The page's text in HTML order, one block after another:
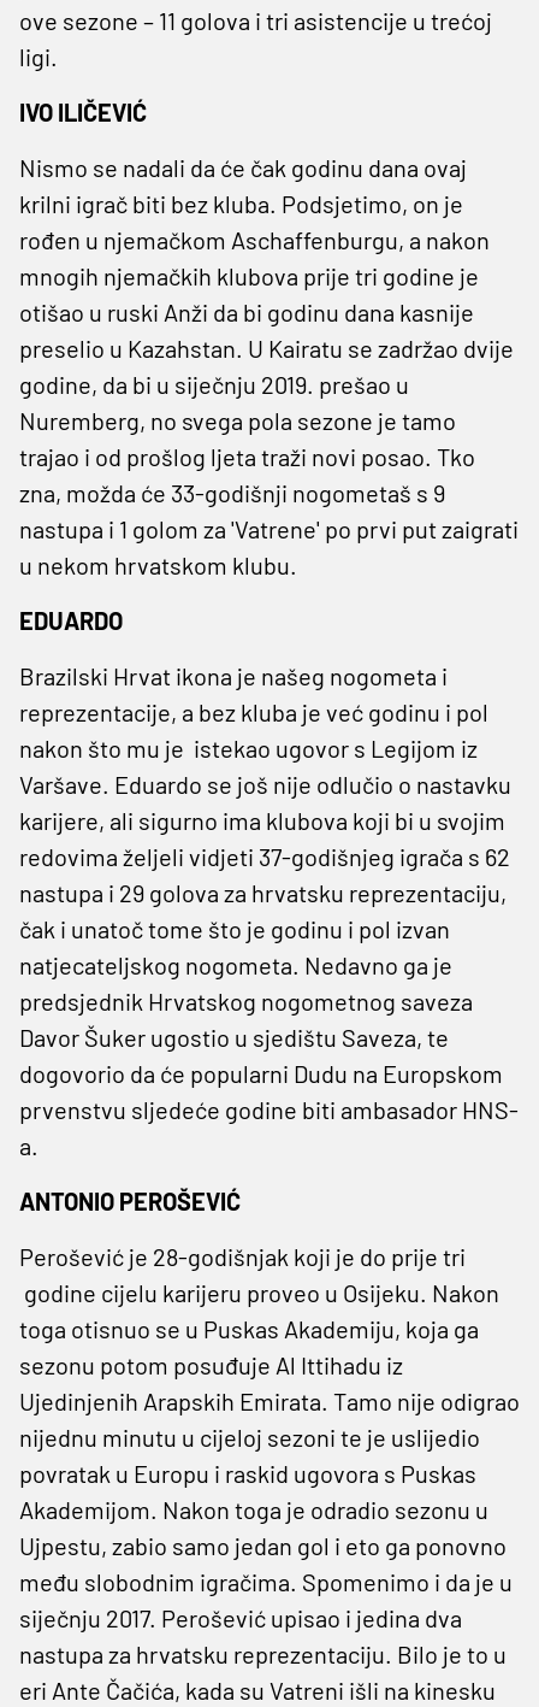
ove sezone – 11 golova i tri asistencije u trećoj
ligi.
IVO ILIČEVIĆ
Nismo se nadali da će čak godinu dana ovaj
krilni igrač biti bez kluba. Podsjetimo, on je
rođen u njemačkom Aschaffenburgu, a nakon
mnogih njemačkih klubova prije tri godine je
otišao u ruski Anži da bi godinu dana kasnije
preselio u Kazahstan. U Kairatu se zadržao dvije
godine, da bi u siječnju 2019. prešao u
Nuremberg, no svega pola sezone je tamo
trajao i od prošlog ljeta traži novi posao. Tko
zna, možda će 33-godišnji nogometaš s 9
nastupa i 1 golom za 'Vatrene' po prvi put zaigrati
u nekom hrvatskom klubu.
EDUARDO
Brazilski Hrvat ikona je našeg nogometa i
reprezentacije, a bez kluba je već godinu i pol
nakon što mu je istekao ugovor s Legijom iz
Varšave. Eduardo se još nije odlučio o nastavku
karijere, ali sigurno ima klubova koji bi u svojim
redovima željeli vidjeti 37-godišnjeg igrača s 62
nastupa i 29 golova za hrvatsku reprezentaciju,
čak i unatoč tome što je godinu i pol izvan
natjecateljskog nogometa. Nedavno ga je
predsjednik Hrvatskog nogometnog saveza
Davor Šuker ugostio u sjedištu Saveza, te
dogovorio da će popularni Dudu na Europskom
prvenstvu sljedeće godine biti ambasador HNS-
a.
ANTONIO PEROŠEVIĆ
Perošević je 28-godišnjak koji je do prije tri
godine cijelu karijeru proveo u Osijeku. Nakon
toga otisnuo se u Puskas Akademiju, koja ga
sezonu potom posuđuje Al Ittihadu iz
Ujedinjenih Arapskih Emirata. Tamo nije odigrao
nijednu minutu u cijeloj sezoni te je uslijedio
povratak u Europu i raskid ugovora s Puskas
Akademijom. Nakon toga je odradio sezonu u
Ujpestu, zabio samo jedan gol i eto ga ponovno
među slobodnim igračima. Spomenimo i da je u
siječnju 2017. Perošević upisao i jedina dva
nastupa za hrvatsku reprezentaciju. Bilo je to u
eri Ante Čačića, kada su Vatreni išli na kinesku